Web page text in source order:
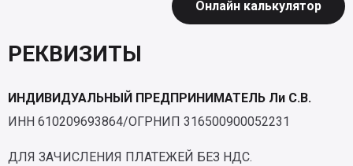
Онлайн калькулятор
РЕКВИЗИТЫ
ИНДИВИДУАЛЬНЫЙ ПРЕДПРИНИМАТЕЛЬ Ли С.В.
ИНН 610209693864/ОГРНИП 316500900052231
ДЛЯ ЗАЧИСЛЕНИЯ ПЛАТЕЖЕЙ БЕЗ НДС.